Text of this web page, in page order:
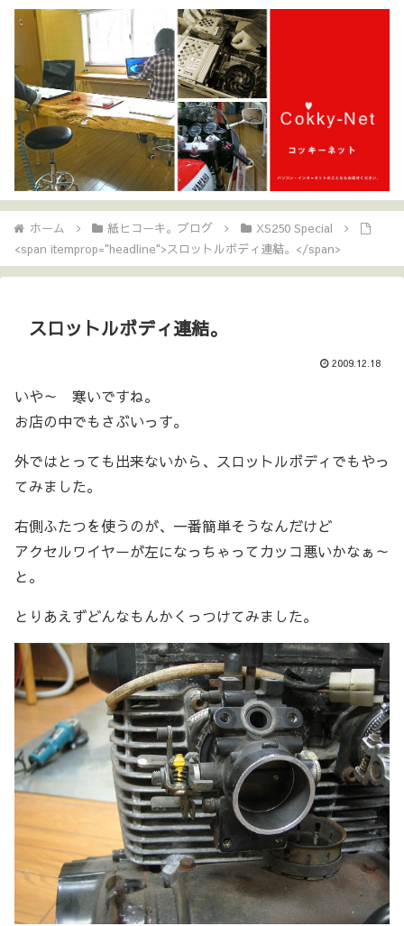
ホーム 紙ヒコーキ。ブログ
XS250 Special
<span itemprop="headline">スロットルボディ連結。</span>
スロットルボディ連結。
2009.12.18
いや～ 寒いですね。
お店の中でもさぶいっす。
外ではとっても出来ないから、スロットルボディでもやっ
てみました。
右側ふたつを使うのが、一番簡単そうなんだけど
アクセルワイヤーが左になっちゃってカッコ悪いかなぁ～
と。
とりあえずどんなもんかくっつけてみました。